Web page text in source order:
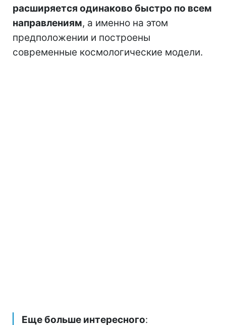
расширяется одинаково быстро по всем
направлениям, а именно на этом
предположении и построены
современные космологические модели.
Еще больше интересного: